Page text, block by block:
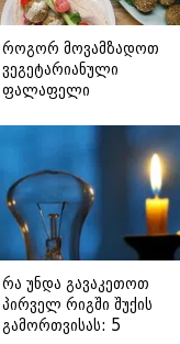
როგორ მოვამზადოთ
ვეგეტარიანული
ფალაფელი
რა უნდა გავაკეთოთ
პირველ რიგში შუქის
გამორთვისას: 5